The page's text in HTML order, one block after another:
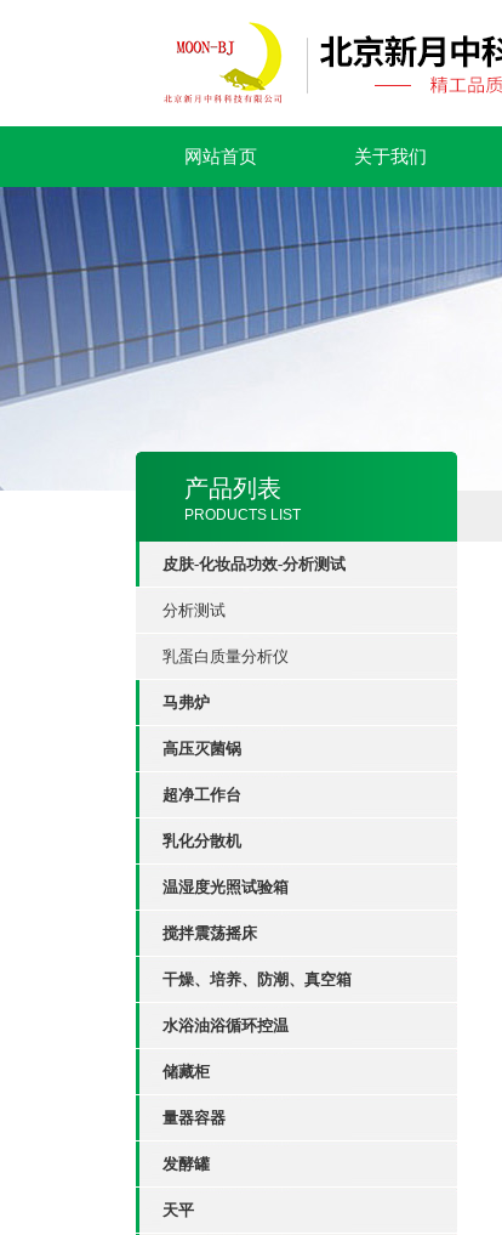
网站首页 关于我们
产品列表
PRODUCTS LIST
皮肤-化妆品功效-分析测试
分析测试
乳蛋白质量分析仪
马弗炉
高压灭菌锅
超净工作台
乳化分散机
温湿度光照试验箱
搅拌震荡摇床
干燥、培养、防潮、真空箱
水浴油浴循环控温
储藏柜
量器容器
发酵罐
天平